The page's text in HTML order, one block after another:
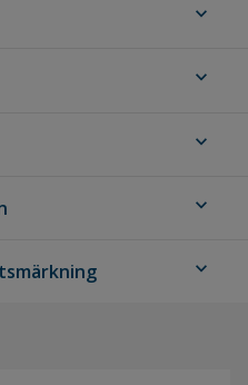
expand_more
expand_more
expand_more
expand_more
expand_more